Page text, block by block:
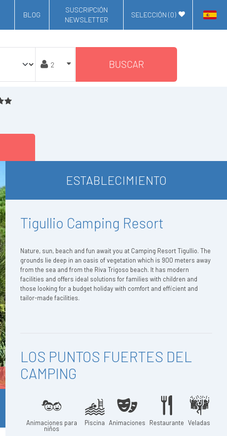
BLOG
SUSCRIPCIÓN
NEWSLETTER
SELECCIÓN (0)
BUSCAR
ESTABLECIMIENTO
Tigullio Camping Resort
Nature, sun, beach and fun await you at Camping Resort Tigullio. The
grounds lie deep in an oasis of vegetation which is 900 meters away
from the sea and from the Riva Trigoso beach. It has modern
facilities and offers ideal solutions for families with children and
those looking for a budget holiday with comfort and efficient and
tailor-made facilities.
LOS PUNTOS FUERTES DEL
CAMPING
Animaciones para
niños
Piscina Animaciones Restaurante Veladas